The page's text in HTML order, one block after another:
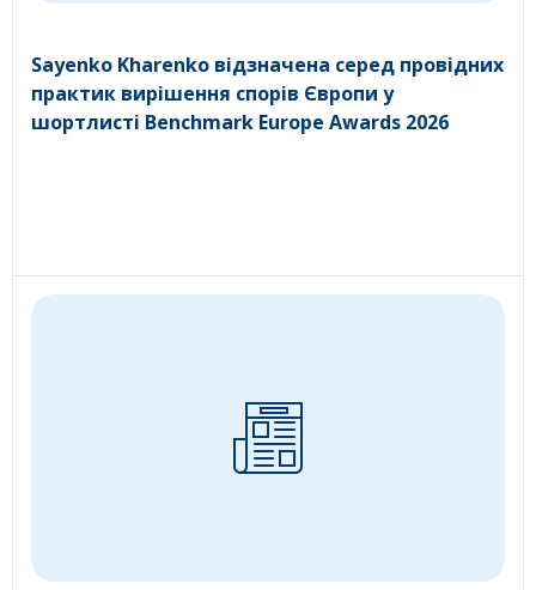
Sayenko Kharenko відзначена серед провідних
практик вирішення спорів Європи у
шортлисті Benchmark Europe Awards 2026